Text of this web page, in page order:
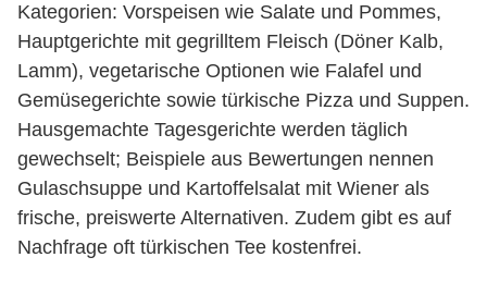
Kategorien: Vorspeisen wie Salate und Pommes,
Hauptgerichte mit gegrilltem Fleisch (Döner Kalb,
Lamm), vegetarische Optionen wie Falafel und
Gemüsegerichte sowie türkische Pizza und Suppen.
Hausgemachte Tagesgerichte werden täglich
gewechselt; Beispiele aus Bewertungen nennen
Gulaschsuppe und Kartoffelsalat mit Wiener als
frische, preiswerte Alternativen. Zudem gibt es auf
Nachfrage oft türkischen Tee kostenfrei.